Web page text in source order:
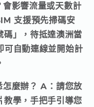
影響流量或天數計
支援預先掃碼安
碼」，待抵達澳洲當
可自動連線並開始計
麼辦？ A：請您放
教學 ， 手把手引導您